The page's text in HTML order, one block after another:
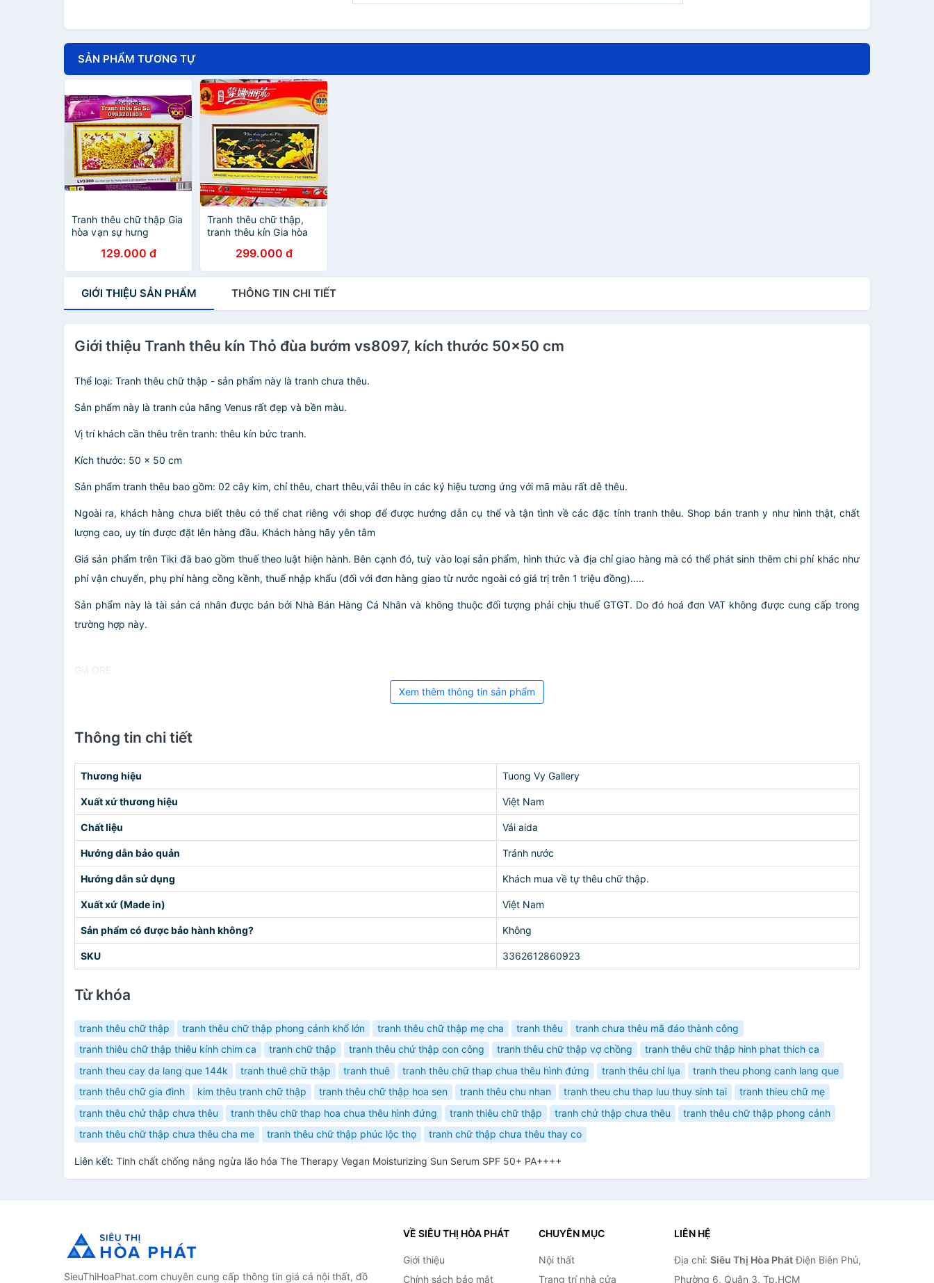
SẢN PHẨM TƯƠNG TỰ
Tranh thêu chữ thập Gia
hòa vạn sự hưng
x 43 cm129.000 đ
Tranh thêu chữ thập,
tranh thêu kín Gia hòa
299.000 đ
GIỚI THIỆU SẢN PHẨM THÔNG TIN CHI TIẾT
Giới thiệu Tranh thêu kín Thỏ đùa bướm vs8097, kích thước 50x50 cm
Thể loại: Tranh thêu chữ thập - sản phẩm này là tranh chưa thêu.
Sản phẩm này là tranh của hãng Venus rất đẹp và bền màu.
Vị trí khách cần thêu trên tranh: thêu kín bức tranh.
Kích thước: 50 x 50 cm
Sản phẩm tranh thêu bao gồm: 02 cây kim, chỉ thêu, chart thêu,vải thêu in các ký hiệu tương ứng với mã màu rất dễ thêu.
Ngoài ra, khách hàng chưa biết thêu có thể chat riêng với shop để được hướng dẫn cụ thể và tận tình về các đặc tính tranh thêu. Shop bán tranh y như hình thật, chất
lượng cao, uy tín được đặt lên hàng đầu. Khách hàng hãy yên tâm
Giá sản phẩm trên Tiki đã bao gồm thuế theo luật hiện hành. Bên cạnh đó, tuỳ vào loại sản phẩm, hình thức và địa chỉ giao hàng mà có thể phát sinh thêm chi phí khác như
phí vận chuyển, phụ phí hàng cồng kềnh, thuế nhập khẩu (đối với đơn hàng giao từ nước ngoài có giá trị trên 1 triệu đồng).....
Sản phẩm này là tài sản cá nhân được bán bởi Nhà Bán Hàng Cá Nhân và không thuộc đối tượng phải chịu thuế GTGT. Do đó hoá đơn VAT không được cung cấp trong
trường hợp này.
Giá ORE
Xem thêm thông tin sản phẩm
Thông tin chi tiết
Thương hiệu Tuong Vy Gallery
Xuất xứ thương hiệu Việt Nam
Chất liệu Vải aida
Hướng dẫn bảo quản Tránh nước
Hướng dẫn sử dụng Khách mua về tự thêu chữ thập.
Xuất xứ (Made in) Việt Nam
Sản phẩm có được bảo hành không? Không
SKU 3362612860923
Từ khóa
tranh thêu chữ thập tranh thêu chữ thập phong cảnh khổ lớn tranh thêu chữ thập mẹ cha tranh thêu
tranh chưa thêu mã đáo thành công
tranh thiêu chữ thập thiêu kính chim ca
tranh chữ thập tranh thêu chứ thập con công tranh thêu chữ thập vợ chồng
tranh thêu chữ thập hinh phat thich ca
tranh theu cay da lang que 144k
tranh thuê chữ thập tranh thuê tranh thêu chữ thap chua thêu hình đứng tranh thêu chỉ lụa
tranh theu phong canh lang que
tranh thêu chữ gia đình
kim thêu tranh chữ thập tranh thêu chữ thập hoa sen tranh thêu chu nhan tranh theu chu thap luu thuy sinh tai
tranh thieu chữ mẹ
tranh thêu chử thập chưa thêu
tranh thêu chữ thap hoa chua thêu hình đứng tranh thiêu chữ thập tranh chử thập chưa thêu
tranh thêu chữ thập phong cảnh
tranh thêu chữ thập chưa thêu cha me
tranh thêu chữ thập phúc lộc thọ tranh chữ thập chưa thêu thay co
Liên kết: Tinh chất chống nắng ngừa lão hóa The Therapy Vegan Moisturizing Sun Serum SPF 50+ PA++++
SieuThiHoaPhat.com chuyên cung cấp thông tin giá cả nội thất, đồ
VỀ SIÊU THỊ HÒA PHÁT
Giới thiệu
Chính sách bảo mật
CHUYÊN MỤC
Nội thất
Trang trí nhà cửa
LIÊN HỆ
Địa chỉ: Siêu Thị Hòa PhátĐiện Biên Phủ,
Phường 6, Quận 3, Tp.HCM